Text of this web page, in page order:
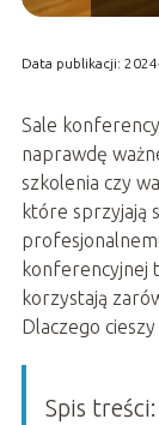
Data publikacji:
Sale
naprawdę
szkolenia czy
które sprzyjają
konferencyjnej
korzystają
Dlaczego
Spis treści: